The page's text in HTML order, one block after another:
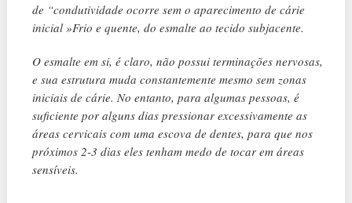
de “condutividade ocorre sem o aparecimento de cárie
inicial »Frio e quente, do esmalte ao tecido subjacente.
O esmalte em si, é claro, não possui terminações nervosas,
e sua estrutura muda constantemente mesmo sem zonas
iniciais de cárie. No entanto, para algumas pessoas, é
suficiente por alguns dias pressionar excessivamente as
áreas cervicais com uma escova de dentes, para que nos
próximos 2-3 dias eles tenham medo de tocar em áreas
sensíveis.